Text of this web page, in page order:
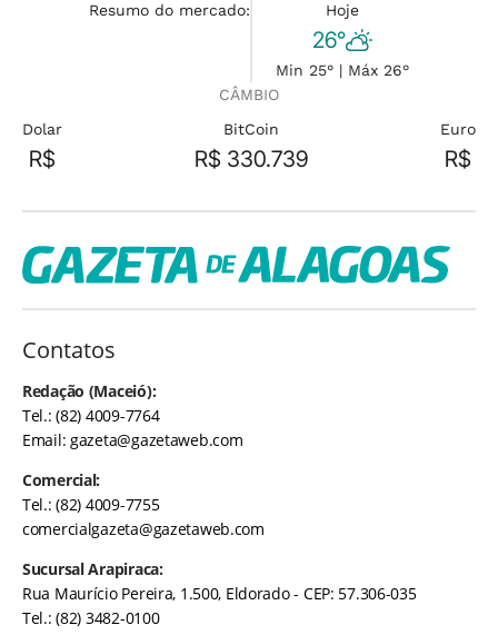
Resumo do mercado:
Hoje
26°
Min 25° | Máx 26°
CÂMBIO
Dolar
R$
BitCoin
R$ 330.739
Euro
R$
Contatos
Redação (Maceió):
Tel.: (82) 4009-7764
Email:gazeta@gazetaweb.com
Comercial:
Tel.: (82) 4009-7755
comercialgazeta@gazetaweb.com
Sucursal Arapiraca:
Rua Maurício Pereira, 1.500, Eldorado - CEP: 57.306-035
Tel.: (82) 3482-0100